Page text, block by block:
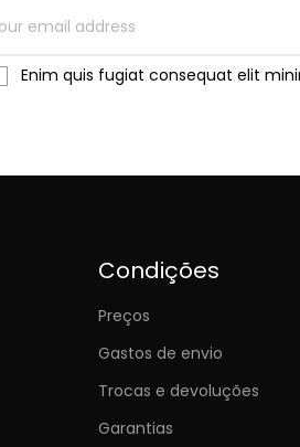
Enim quis fugiat consequat elit
Condições
Preços
Gastos de envio
Trocas e devoluções
Garantias